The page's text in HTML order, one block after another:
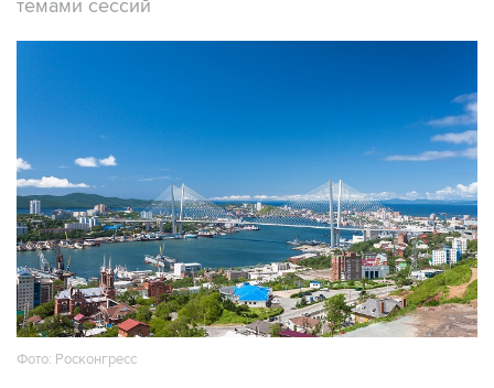
темами сессий
Фото: Росконгресс